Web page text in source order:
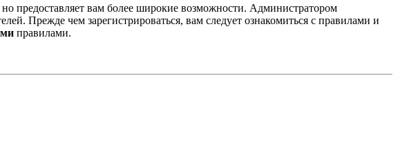
предоставляет вам более широкие возможности. Администратором
Прежде чем зарегистрироваться, вам следует ознакомиться с правилами и
правилами.